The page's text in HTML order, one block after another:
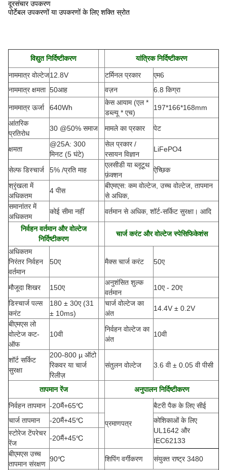
दूरसंचार उपकरण
पोर्टेबल उपकरणों या उपकरणों के लिए शक्ति स्रोत
विद्युत निर्दिष्टीकरण यांत्रिक निर्दिष्टीकरण
नाममात्र वोल्टेज12.8V टर्मिनल प्रकार
एम6
नाममात्र क्षमता 50आह वज़न 6.8 किग्रा
नाममात्र ऊर्जा 640Wh
केस आयाम (एल *
डब्ल्यू * एच)
197*166*168mm
आंतरिक
प्रतिरोध
30 @50% समाज मामले का प्रकार पेट
क्षमता
@25A: 300
मिनट (5 घंटे)
सेल प्रकार /
रसायन विज्ञान
LiFePO4
सेल्फ डिस्चार्ज 5% /प्रति माह
एलसीडी या ब्लूटूथ
फ़ंक्शन
ऐच्छिक
श्रृंखला में
अधिकतम
4 पीस
बीएमएस: कम वोल्टेज, उच्च वोल्टेज, तापमान
से अधिक,
समानांतर में
अधिकतम
कोई सीमा नहीं वर्तमान से अधिक, शॉर्ट-सर्किट सुरक्षा। आदि
निर्वहन वर्तमान और वोल्टेज
निर्दिष्टीकरण
चार्ज करंट और वोल्टेज स्पेसिफिकेशंस
अधिकतम
निरंतर निर्वहन
वर्तमान
50ए मैक्स चार्ज करंट 50ए
मौजूदा शिखर 150ए
अनुशंसित शुल्क
वर्तमान
10ए - 20ए
डिस्चार्ज पल्स
करंट
180 ± 30ए (31
± 10ms)
चार्ज वोल्टेज का
अंत
14.4V ± 0.2V
बीएमएस लो
वोल्टेज कट-
ऑफ
10वी
निर्वहन वोल्टेज का
अंत
10वी
शॉर्ट सर्किट
सुरक्षा
200-800 µ ऑटो
रिकवर या चार्ज
रिलीज़
संतुलन वोल्टेज 3.6 वी ± 0.05 वी पीसी
तापमान रेंज
अनुपालन निर्दिष्टीकरण
निर्वहन तापमान -20मैं+65℃
प्रमाणपत्र
बैटरी पैक के लिए सीई
चार्ज तापमान
-20मैं+45℃
कोशिकाओं के लिए
UL1642 और
IEC62133
स्टोरेज टेंपरेचर
रेंज
-20मैं+45℃
बीएमएस उच्च
तापमान संरक्षण
90℃ शिपिंग वर्गीकरण
संयुक्त राष्ट्र 3480